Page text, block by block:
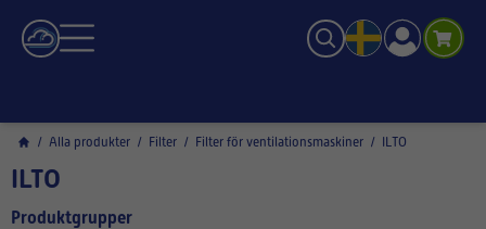
/ Alla produkter / Filter / Filter för ventilationsmaskiner / ILTO
ILTO
Produktgrupper